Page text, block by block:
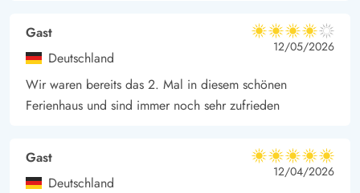
frische Luft bei einem Spaziergang oder wagt euch an
Kitesurfen und Windsurfen.
Für alltägliche Besorgungen braucht ihr nur 2km zu gehen, um
frische Brötchen für das Frühstück oder Zutaten für ein Grillfest
Alles, was ihr braucht, findet ihr in der nahen Umgebung, die
Gast
Deutschland
4 von 5
4 von 5
4 out of 5
12/05/2026
Wir waren bereits das 2. Mal in diesem schönen
Ferienhaus und sind immer noch sehr zufrieden
Gast
Deutschland
5 von 5
5 von 5
5 out of 5
12/04/2026